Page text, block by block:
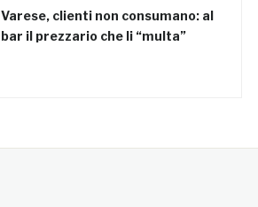
Varese, clienti non consumano: al
bar il prezzario che li “multa”